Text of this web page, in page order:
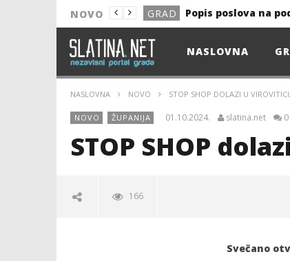
NOVO GRAD
Popis poslova na
NOVO
NOVO
NOVO
KULTURA
Popis poslova na
NASLOVNA
NASLOVNA NOVO STOP SHOP DOLAZI U
NOVO ŽUPANIJA 01.10.2024. slatina.net 0
STOP SHOP
166
Svečano